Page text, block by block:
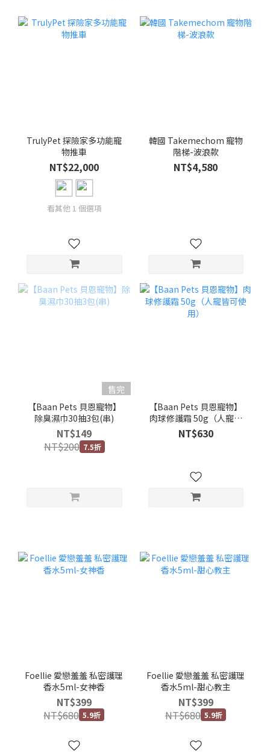
TrulyPet 探險家多功能寵
物推車
NT$22,000
看其他 1 個選項
韓國 Takemechom 寵物
階梯-波浪款
NT$4,580
售完
【Baan Pets 貝恩寵物】
除臭濕巾30抽3包(串)
NT$149
NT$200 7.5折
【Baan Pets 貝恩寵物】
肉球修護霜 50g（人寵皆
可使用）
NT$630
Foellie 愛戀羞羞 私密護理
香水5ml-女神香
NT$399
NT$680 5.9折
Foellie 愛戀羞羞 私密護理
香水5ml-甜心教主
NT$399
NT$680 5.9折